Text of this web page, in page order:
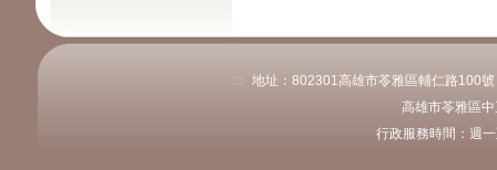
:::
地址：802301高雄市苓雅區輔仁路100
高雄市苓雅區
行政服務時間：週